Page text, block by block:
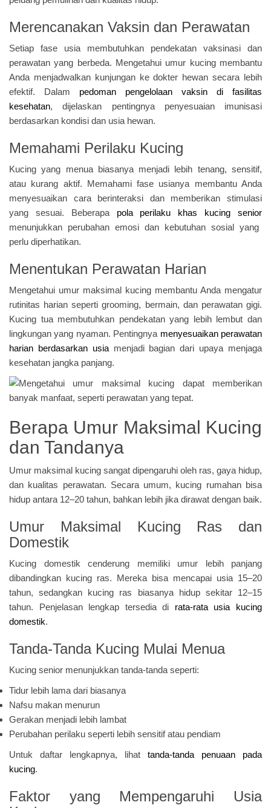
Merencanakan Vaksin dan Perawatan
Setiap fase usia membutuhkan pendekatan vaksinasi dan
perawatan yang berbeda. Mengetahui umur kucing membantu
Anda menjadwalkan kunjungan ke dokter hewan secara lebih
efektif. Dalam
pedoman pengelolaan vaksin di fasilitas
kesehatan, dijelaskan pentingnya penyesuaian imunisasi
berdasarkan kondisi dan usia hewan.
Memahami Perilaku Kucing
Kucing yang menua biasanya menjadi lebih tenang, sensitif,
atau kurang aktif. Memahami fase usianya membantu Anda
menyesuaikan cara berinteraksi dan memberikan stimulasi
yang sesuai. Beberapa
pola perilaku khas kucing senior
menunjukkan perubahan emosi dan kebutuhan sosial yang
perlu diperhatikan.
Menentukan Perawatan Harian
Mengetahui umur maksimal kucing membantu Anda mengatur
rutinitas harian seperti grooming, bermain, dan perawatan gigi.
Kucing tua membutuhkan pendekatan yang lebih lembut dan
lingkungan yang nyaman. Pentingnya menyesuaikan perawatan
harian berdasarkan usiamenjadi bagian dari upaya menjaga
kesehatan jangka panjang.
Berapa Umur Maksimal Kucing
dan Tandanya
Umur maksimal kucing sangat dipengaruhi oleh ras, gaya hidup,
dan kualitas perawatan. Secara umum, kucing rumahan bisa
hidup antara 12–20 tahun, bahkan lebih jika dirawat dengan baik.
Umur Maksimal Kucing Ras dan
Domestik
Kucing domestik cenderung memiliki umur lebih panjang
dibandingkan kucing ras. Mereka bisa mencapai usia 15–20
tahun, sedangkan kucing ras biasanya hidup sekitar 12–15
tahun. Penjelasan lengkap tersedia di
rata-rata usia kucing
domestik.
Tanda-Tanda Kucing Mulai Menua
Kucing senior menunjukkan tanda-tanda seperti:
Tidur lebih lama dari biasanya
Nafsu makan menurun
Gerakan menjadi lebih lambat
Perubahan perilaku seperti lebih sensitif atau pendiam
Untuk daftar lengkapnya, lihat
tanda-tanda penuaan pada
kucing.
Faktor yang Mempengaruhi Usia